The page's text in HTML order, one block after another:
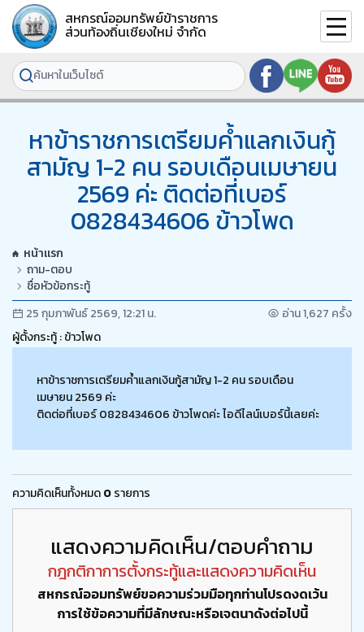
สหกรณ์ออมทรัพย์ข้าราชการ
ส่วนท้องถิ่นเชียงใหม่ จำกัด
หาข้าราชการเตรียมค้ำแลกเงินกู้
สามัญ 1-2 คน รอบเดือนเมษายน
2569 ค่ะ ติดต่อที่เบอร์
0828434606 ข้าวโพด
หน้าแรก
ถาม-ตอบ
ชื่อหัวข้อกระทู้
25 กุมภาพันธ์ 2569, 12:21 น.
อ่าน 1,627 ครั้ง
ผู้ตั้งกระทู้ : ข้าวโพด
หาข้าราชการเตรียมค้ำแลกเงินกู้สามัญ 1-2 คน รอบเดือน
เมษายน 2569 ค่ะ
ติดต่อที่เบอร์ 0828434606 ข้าวโพดค่ะ ไอดีไลน์เบอร์นี้เลยค่ะ
ความคิดเห็นทั้งหมด0รายการ
แสดงความคิดเห็น/ตอบคำถาม
กฎกติกาการตั้งกระทู้และแสดงความคิดเห็น
สหกรณ์ออมทรัพย์ขอความร่วมมือทุกท่านโปรดงดเว้น
การใช้ข้อความที่มีลักษณะหรือเจตนาดังต่อไปนี้